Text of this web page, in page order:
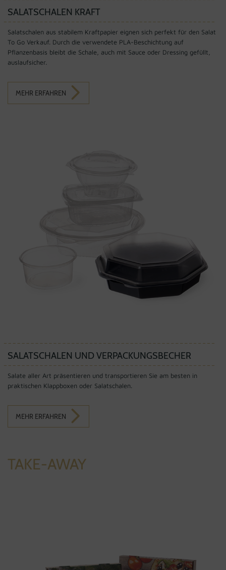
SALATSCHALEN KRAFT
Salatschalen aus stabilem Kraftpapier eignen sich perfekt für den Salat
To Go Verkauf. Durch die verwendete PLA-Beschichtung auf
Pflanzenbasis bleibt die Schale, auch mit Sauce oder Dressing gefüllt,
auslaufsicher.
MEHR ERFAHREN
SALATSCHALEN UND VERPACKUNGSBECHER
Salate aller Art präsentieren und transportieren Sie am besten in
praktischen Klappboxen oder Salatschalen.
MEHR ERFAHREN
TAKE-AWAY